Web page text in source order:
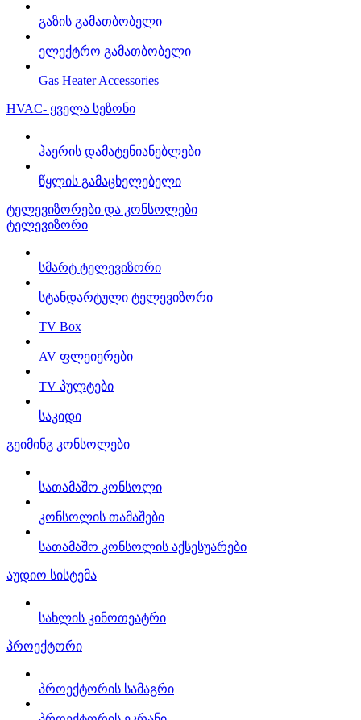
გაზის გამათბობელი
ელექტრო გამათბობელი
Gas Heater Accessories
HVAC- ყველა სეზონი
ჰაერის დამატენიანებლები
წყლის გამაცხელებელი
ტელევიზორები და კონსოლები
ტელევიზორი
სმარტ ტელევიზორი
სტანდარტული ტელევიზორი
TV Box
AV ფლეიერები
TV პულტები
საკიდი
გეიმინგ კონსოლები
სათამაშო კონსოლი
კონსოლის თამაშები
სათამაშო კონსოლის აქსესუარები
აუდიო სისტემა
სახლის კინოთეატრი
პროექტორი
პროექტორის სამაგრი